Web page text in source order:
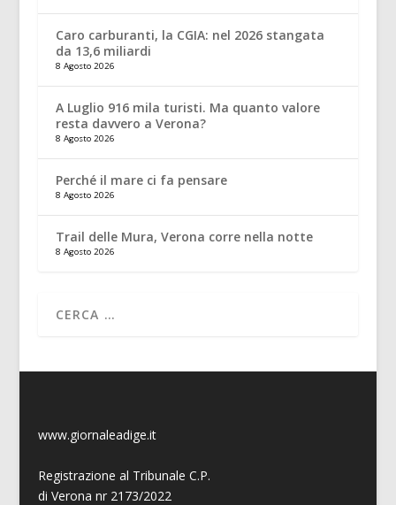
Caro carburanti, la CGIA: nel 2026 stangata
da 13,6 miliardi
8 Agosto 2026
A Luglio 916 mila turisti. Ma quanto valore
resta davvero a Verona?
8 Agosto 2026
Perché il mare ci fa pensare
8 Agosto 2026
Trail delle Mura, Verona corre nella notte
8 Agosto 2026
www.giornaleadige.it
Registrazione al Tribunale C.P.
di Verona nr 2173/2022